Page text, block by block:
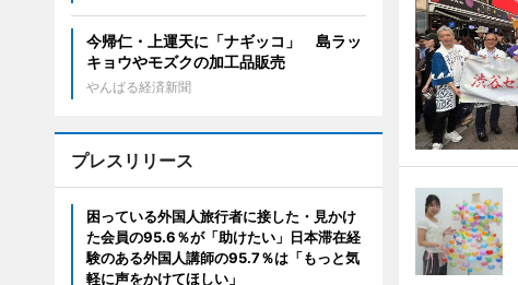
今帰仁・上運天に「ナギッコ」 島ラッ
キョウやモズクの加工品販売
やんばる経済新聞
プレスリリース
困っている外国人旅行者に接した・見かけ
た会員の95.6％が「助けたい」日本滞在経
験のある外国人講師の95.7％は「もっと気
軽に声をかけてほしい」